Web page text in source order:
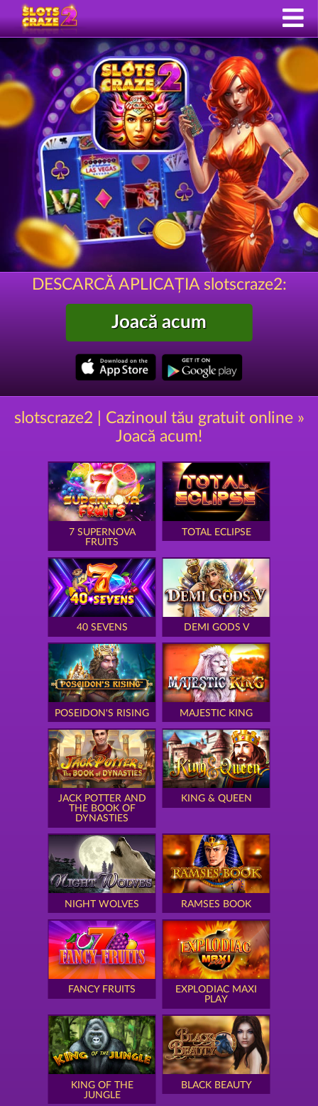
DESCARCĂ APLICAȚIA slotscraze2:
Joacă acum
slotscraze2 | Cazinoul tău gratuit online »
Joacă acum!
7 SUPERNOVA
FRUITS
TOTAL ECLIPSE
40 SEVENS DEMI GODS V
POSEIDON'S RISING MAJESTIC KING
JACK POTTER AND
THE BOOK OF
DYNASTIES
KING & QUEEN
NIGHT WOLVES RAMSES BOOK
FANCY FRUITS
EXPLODIAC MAXI
PLAY
KING OF THE
JUNGLE
BLACK BEAUTY